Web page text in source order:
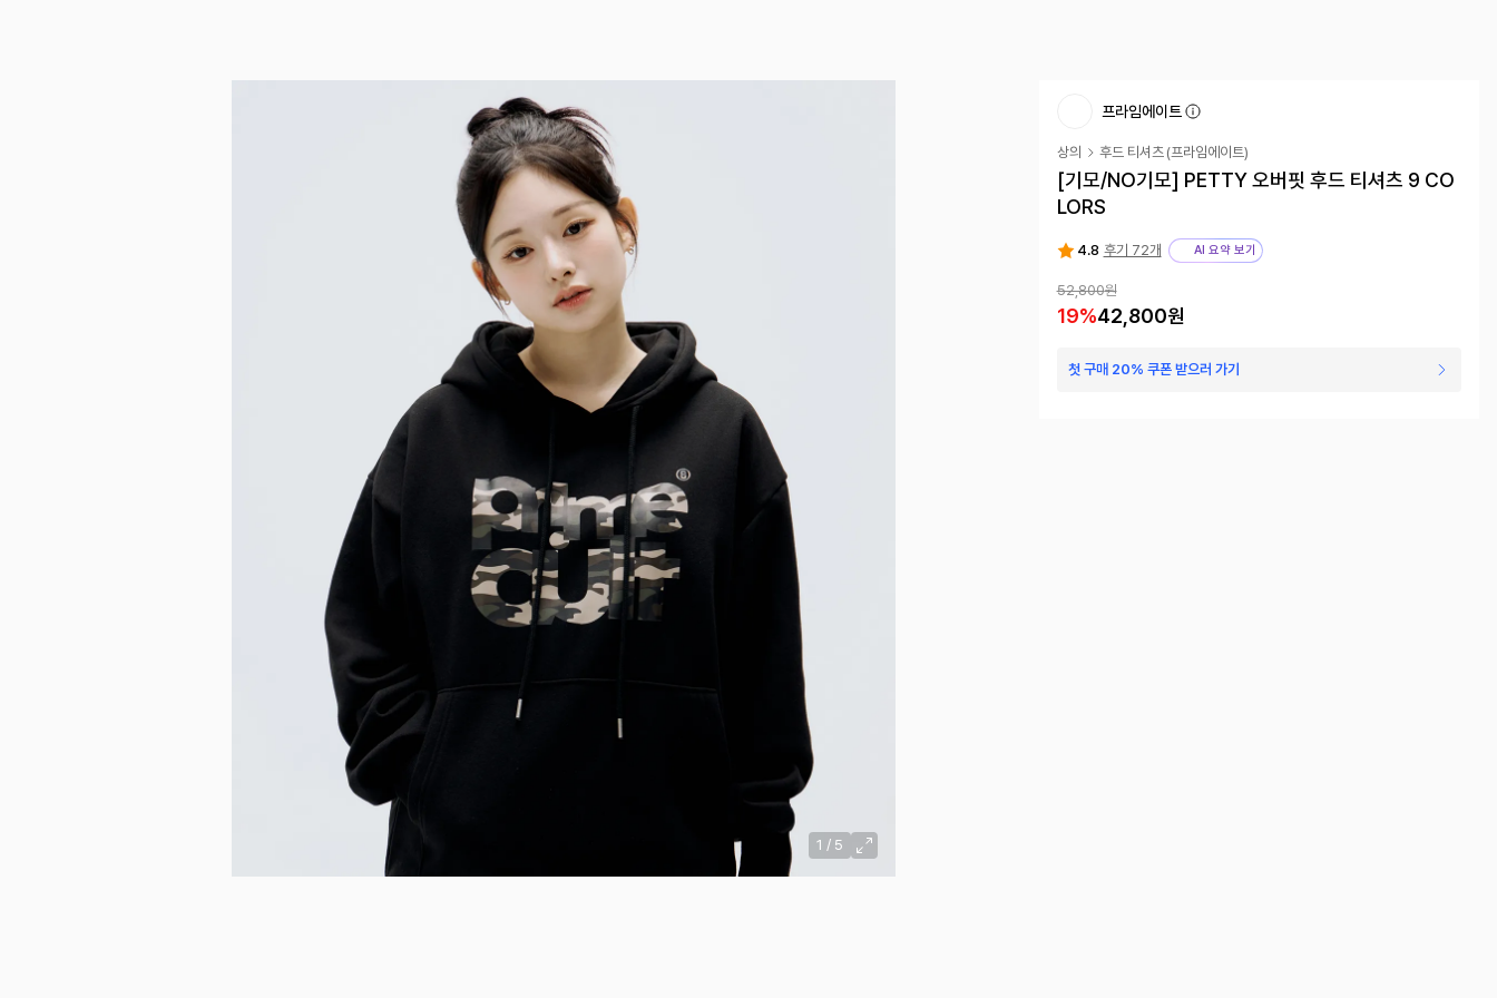
1 / 5
프라임에이트
상의 후드 티셔츠 (프라임에이트)
[기모/NO기모] PETTY 오버핏 후드 티셔츠 9 CO
LORS
4.8 후기 72개 AI 요약 보기
52,800원
19%42,800원
첫 구매 20% 쿠폰 받으러 가기